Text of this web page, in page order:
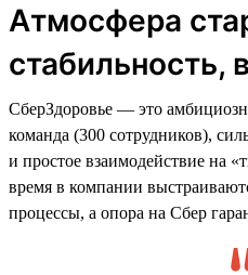
Атмосфера
стабильность,
СберЗдоровье — это
команда (300 сотрудников),
и простое взаимодействие на
время в компании
процессы, а опора на Сбер